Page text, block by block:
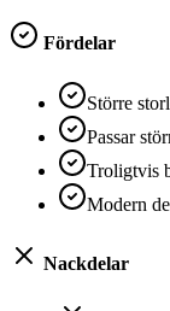
Fördelar
Större
Passar
Troligtvis
Modern
Nackdelar